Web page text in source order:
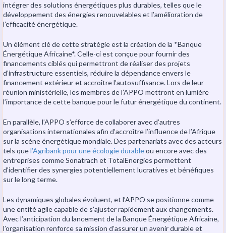
intégrer des solutions énergétiques plus durables, telles que le
développement des énergies renouvelables et l’amélioration de
l’efficacité énergétique.
Un élément clé de cette stratégie est la création de la *Banque
Énergétique Africaine*. Celle-ci est conçue pour fournir des
financements ciblés qui permettront de réaliser des projets
d’infrastructure essentiels, réduire la dépendance envers le
financement extérieur et accroître l’autosuffisance. Lors de leur
réunion ministérielle, les membres de l’APPO mettront en lumière
l’importance de cette banque pour le futur énergétique du continent.
En parallèle, l’APPO s’efforce de collaborer avec d’autres
organisations internationales afin d’accroître l’influence de l’Afrique
sur la scène énergétique mondiale. Des partenariats avec des acteurs
tels quel’Agribank pour une écologie durableou encore avec des
entreprises comme Sonatrach et TotalEnergies permettent
d’identifier des synergies potentiellement lucratives et bénéfiques
sur le long terme.
Les dynamiques globales évoluent, et l’APPO se positionne comme
une entité agile capable de s’ajuster rapidement aux changements.
Avec l’anticipation du lancement de la Banque Énergétique Africaine,
l’organisation renforce sa mission d’assurer un avenir durable et